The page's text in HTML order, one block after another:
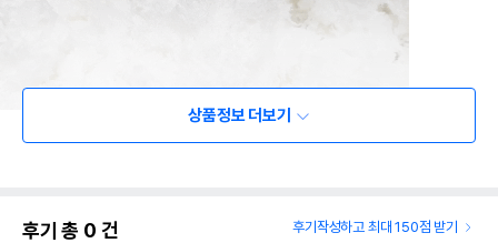
상품정보 더보기
후기 총 0 건 후기작성하고 최대 150점 받기